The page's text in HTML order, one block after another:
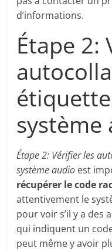
d’informations.
Étape 2:
système
Étape 2: Vérifier les
système audio est
récupérer le code
attentivement le
pour voir s’il y a des
qui indiquent un
peut même y avoir